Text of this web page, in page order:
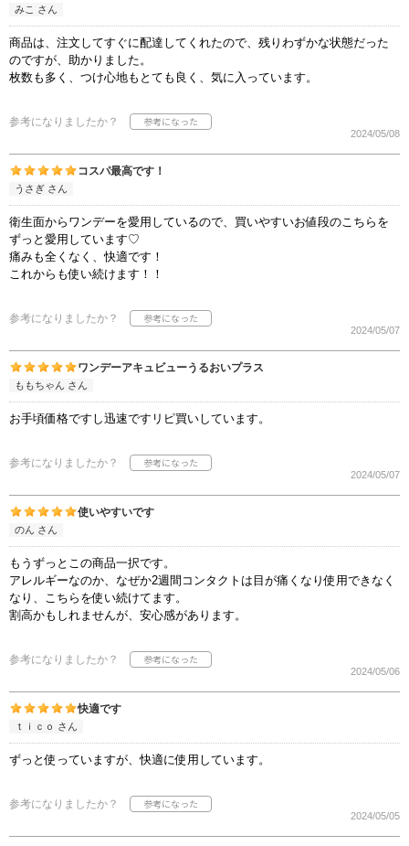
みこ さん
商品は、注文してすぐに配達してくれたので、残りわずかな状態だった
のですが、助かりました。
枚数も多く、つけ心地もとても良く、気に入っています。
参考になりましたか？
2024/05/08
コスパ最高です！
うさぎ さん
衛生面からワンデーを愛用しているので、買いやすいお値段のこちらを
ずっと愛用しています♡
痛みも全くなく、快適です！
これからも使い続けます！！
参考になりましたか？
2024/05/07
ワンデーアキュビューうるおいプラス
ももちゃん さん
お手頃価格ですし迅速ですリピ買いしています。
参考になりましたか？
2024/05/07
使いやすいです
のん さん
もうずっとこの商品一択です。
アレルギーなのか、なぜか2週間コンタクトは目が痛くなり使用できなく
なり、こちらを使い続けてます。
割高かもしれませんが、安心感があります。
参考になりましたか？
2024/05/06
快適です
ｔｉｃｏ さん
ずっと使っていますが、快適に使用しています。
参考になりましたか？
2024/05/05